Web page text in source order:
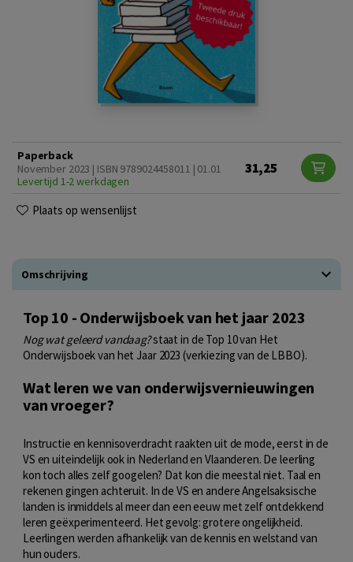
Paperback
November 2023 | ISBN 9789024458011 | 01.01
Levertijd 1-2 werkdagen
31,25
Plaats op wensenlijst
Omschrijving
Top 10 - Onderwijsboek van het jaar 2023
Nog wat geleerd vandaag?staat in de Top 10 van Het
Onderwijsboek van het Jaar 2023 (verkiezing van de LBBO).
Wat leren we van onderwijsvernieuwingen
van vroeger?
Instructie en kennisoverdracht raakten uit de mode, eerst in de
VS en uiteindelijk ook in Nederland en Vlaanderen. De leerling
kon toch alles zelf googelen? Dat kon die meestal niet. Taal en
rekenen gingen achteruit. In de VS en andere Angelsaksische
landen is inmiddels al meer dan een eeuw met zelf ontdekkend
leren geëxperimenteerd. Het gevolg: grotere ongelijkheid.
Leerlingen werden afhankelijk van de kennis en welstand van
hun ouders.